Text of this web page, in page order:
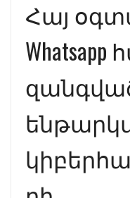
Հայ